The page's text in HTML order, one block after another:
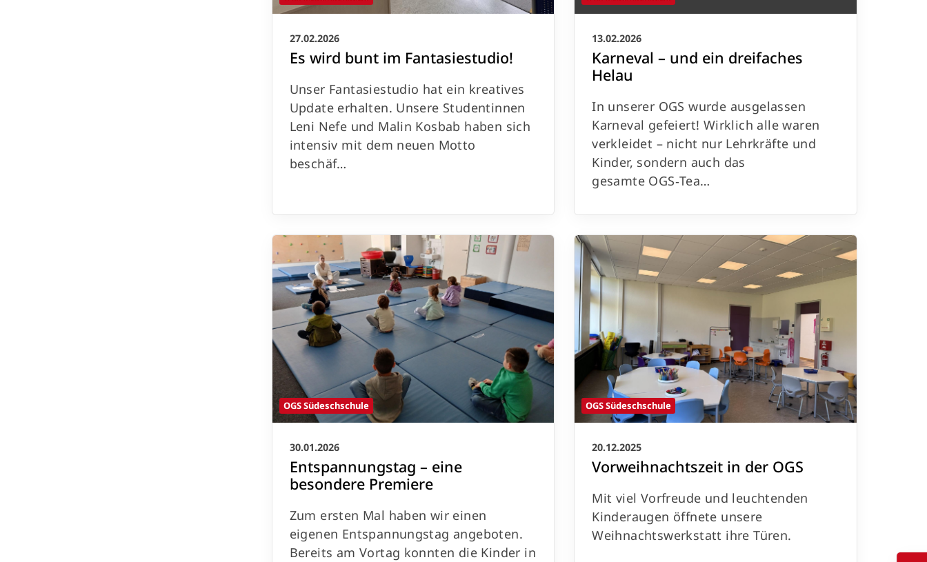
27.02.2026
Es wird bunt im Fantasiestudio!
Unser Fantasiestudio hat ein kreatives
Update erhalten. Unsere Studentinnen
Leni Nefe und Malin Kosbab haben sich
intensiv mit dem neuen Motto
beschäf…
13.02.2026
Karneval – und ein dreifaches
Helau
In unserer OGS wurde ausgelassen
Karneval gefeiert! Wirklich alle waren
verkleidet – nicht nur Lehrkräfte und
Kinder, sondern auch das
gesamte OGS‑Tea…
OGS Südeschschule
30.01.2026
Entspannungstag – eine
besondere Premiere
Zum ersten Mal haben wir einen
eigenen Entspannungstag angeboten.
Bereits am Vortag konnten die Kinder in
OGS Südeschschule
20.12.2025
Vorweihnachtszeit in der OGS
Mit viel Vorfreude und leuchtenden
Kinderaugen öffnete unsere
Weihnachtswerkstatt ihre Türen.